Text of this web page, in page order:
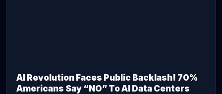
AI Revolution Faces Public Backlash! 70%
Americans Say “NO” To AI Data Centers